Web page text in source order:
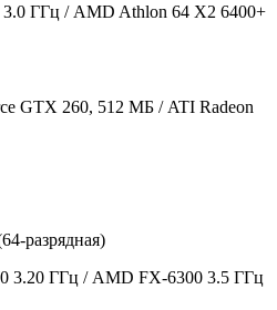
ГГц / AMD Athlon 64 X2 6400+
GTX 260, 512 МБ / ATI Radeon
разрядная)
3.20 ГГц / AMD FX-6300 3.5 ГГц